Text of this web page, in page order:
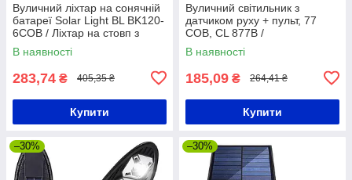
Вуличний ліхтар на сонячній
батареї Solar Light BL BK120-
6COB / Ліхтар на стовп з
пультом ДУ
В наявності
283,74 ₴ 405,35 ₴
Купити
Вуличний світильник з
датчиком руху + пульт, 77
COB, CL 877B /
Світлодіодний ліхтар / Ліхтар
у вигляді камери
В наявності
185,09 ₴ 264,41 ₴
Купити
–30% –30%